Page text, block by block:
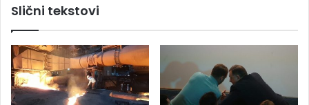
o
a
s
i
u
r
v
a
o
M
Slični tekstovi